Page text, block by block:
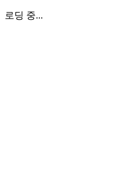
로딩 중...